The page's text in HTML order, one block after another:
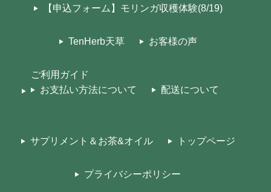
【申込フォーム】モリンガ収穫体験(8/19)
TenHerb天草 お客様の声
ご利用ガイド
お支払い方法について
配送について
サプリメント＆お茶&オイル トップページ
プライバシーポリシー